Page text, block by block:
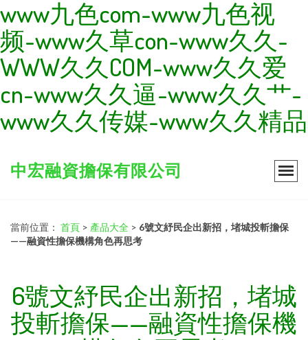
www九色com-www九色视
频-www久草con-www久久-
WWW久久COM-www久久爱
cn-www久久逼-www久久艹-
www久久传媒-www久久精品
中宏融資擔保有限公司
當前位置： 首頁 > 產品大全 > 6號文紓民企出新招，堵城投斬擔保
——融資性擔保機構角色再思考
6號文紓民企出新招，堵城
投斬擔保——融資性擔保機